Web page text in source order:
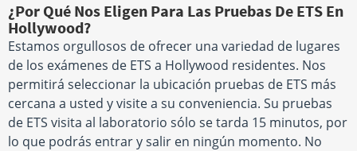
¿Por Qué Nos Eligen Para Las Pruebas De ETS En
Hollywood?
Estamos orgullosos de ofrecer una variedad de lugares
de los exámenes de ETS a Hollywood residentes. Nos
permitirá seleccionar la ubicación pruebas de ETS más
cercana a usted y visite a su conveniencia. Su pruebas
de ETS visita al laboratorio sólo se tarda 15 minutos, por
lo que podrás entrar y salir en ningún momento. No